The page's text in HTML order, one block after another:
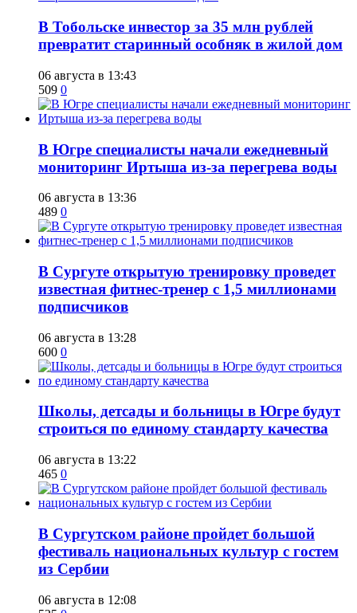
В Тобольске инвестор за 35 млн рублей
превратит старинный особняк в жилой дом
06 августа в 13:43
509 0
В Югре специалисты начали ежедневный
мониторинг Иртыша из-за перегрева воды
06 августа в 13:36
489 0
В Сургуте открытую тренировку проведет
известная фитнес-тренер с 1,5 миллионами
подписчиков
06 августа в 13:28
600 0
Школы, детсады и больницы в Югре будут
строиться по единому стандарту качества
06 августа в 13:22
465 0
В Сургутском районе пройдет большой
фестиваль национальных культур с гостем
из Сербии
06 августа в 12:08